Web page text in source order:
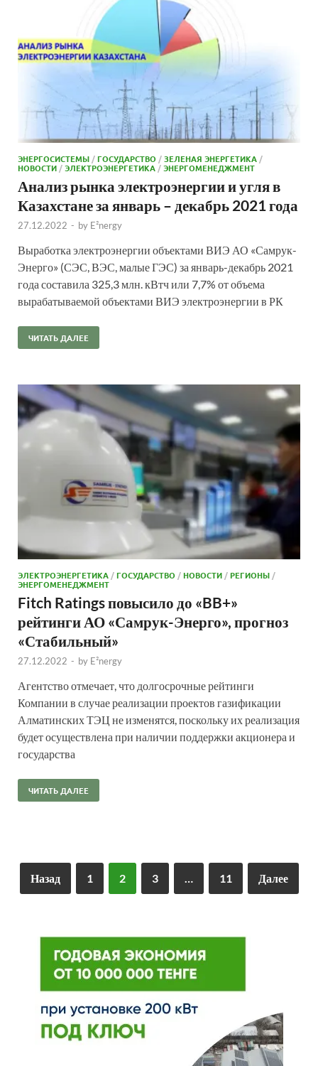
ЭНЕРГОСИСТЕМЫ /ГОСУДАРСТВО /ЗЕЛЕНАЯ ЭНЕРГЕТИКА /
НОВОСТИ /ЭЛЕКТРОЭНЕРГЕТИКА /ЭНЕРГОМЕНЕДЖМЕНТ
Анализ рынка электроэнергии и угля в
Казахстане за январь – декабрь 2021 года
27.12.2022 - by E²nergy
Выработка электроэнергии объектами ВИЭ АО «Самрук-
Энерго» (СЭС, ВЭС, малые ГЭС) за январь-декабрь 2021
года составила 325,3 млн. кВтч или 7,7% от объема
вырабатываемой объектами ВИЭ электроэнергии в РК
ЧИТАТЬ ДАЛЕЕ
ЭЛЕКТРОЭНЕРГЕТИКА /ГОСУДАРСТВО /НОВОСТИ /РЕГИОНЫ /
ЭНЕРГОМЕНЕДЖМЕНТ
Fitch Ratings повысило до «BB+»
рейтинги АО «Самрук-Энерго», прогноз
«Стабильный»
27.12.2022 - by E²nergy
Агентство отмечает, что долгосрочные рейтинги
Компании в случае реализации проектов газификации
Алматинских ТЭЦ не изменятся, поскольку их реализация
будет осуществлена при наличии поддержки акционера и
государства
ЧИТАТЬ ДАЛЕЕ
Назад 1 2 3 … 11 Далее